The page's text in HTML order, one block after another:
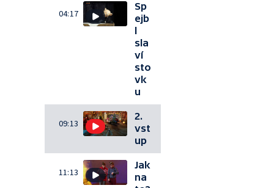
04:17
Sp
ejb
l
sla
ví
sto
vk
u
09:13
2.
vst
up
11:13
Jak
na